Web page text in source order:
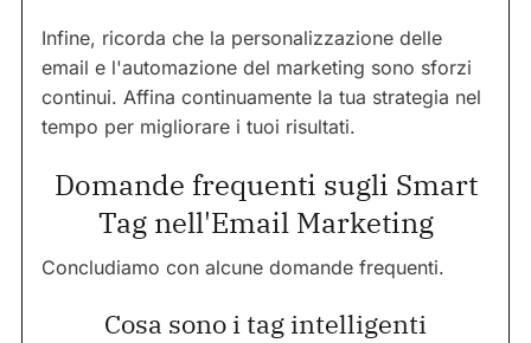
Infine, ricorda che la personalizzazione delle
email e l'automazione del marketing sono sforzi
continui. Affina continuamente la tua strategia nel
tempo per migliorare i tuoi risultati.
Domande frequenti sugli Smart
Tag nell'Email Marketing
Concludiamo con alcune domande frequenti.
Cosa sono i tag intelligenti